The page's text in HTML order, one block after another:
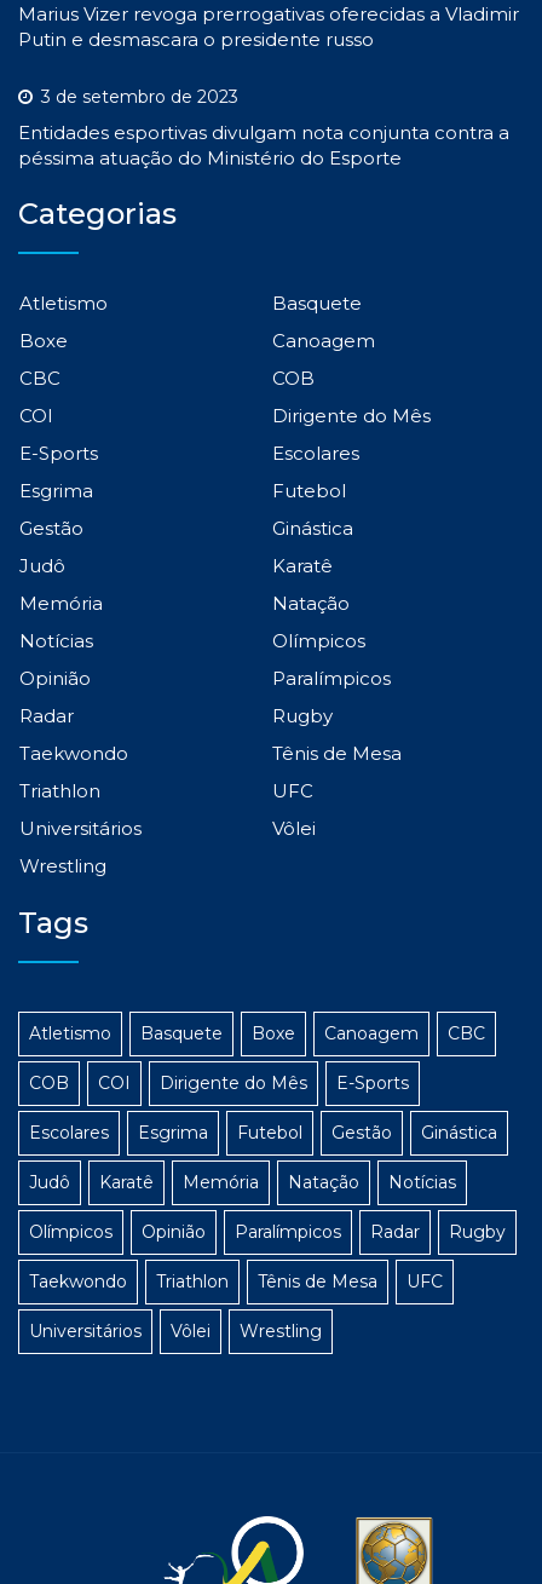
Marius Vizer revoga prerrogativas oferecidas a Vladimir
Putin e desmascara o presidente russo
3 de setembro de 2023
Entidades esportivas divulgam nota conjunta contra a
péssima atuação do Ministério do Esporte
Categorias
Atletismo
Basquete
Boxe
Canoagem
CBC
COB
COI
Dirigente do Mês
E-Sports
Escolares
Esgrima
Futebol
Gestão
Ginástica
Judô
Karatê
Memória
Natação
Notícias
Olímpicos
Opinião
Paralímpicos
Radar
Rugby
Taekwondo
Tênis de Mesa
Triathlon
UFC
Universitários
Vôlei
Wrestling
Tags
Atletismo Basquete Boxe Canoagem CBC
COB COI Dirigente do Mês E-Sports
Escolares Esgrima Futebol Gestão Ginástica
Judô Karatê Memória Natação Notícias
Olímpicos Opinião Paralímpicos Radar Rugby
Taekwondo Triathlon Tênis de Mesa UFC
Universitários Vôlei Wrestling